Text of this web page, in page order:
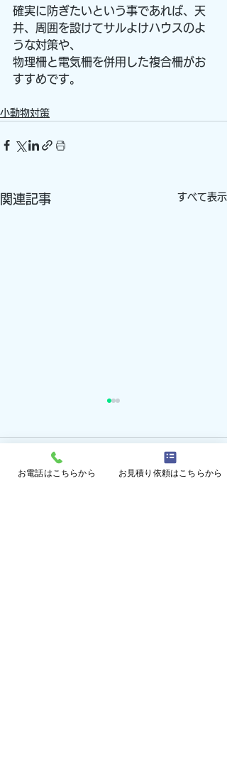
確実に防ぎたいという事であれば、天
井、周囲を設けてサルよけハウスのよ
うな対策や、
物理柵と電気柵を併用した複合柵がお
すすめです。
小動物対策
関連記事 すべて表示
コメント
お電話はこちらから お見積り依頼はこちらから